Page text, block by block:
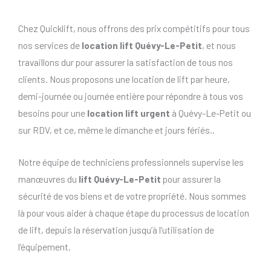
Chez Quicklift, nous offrons des prix compétitifs pour tous
nos services de location lift Quévy-Le-Petit, et nous
travaillons dur pour assurer la satisfaction de tous nos
clients. Nous proposons une location de lift par heure,
demi-journée ou journée entière pour répondre à tous vos
besoins pour une location lift urgent à Quévy-Le-Petit ou
sur RDV, et ce, même le dimanche et jours fériés..
Notre équipe de techniciens professionnels supervise les
manœuvres du lift Quévy-Le-Petit pour assurer la
sécurité de vos biens et de votre propriété. Nous sommes
là pour vous aider à chaque étape du processus de location
de lift, depuis la réservation jusqu’à l’utilisation de
l’équipement.